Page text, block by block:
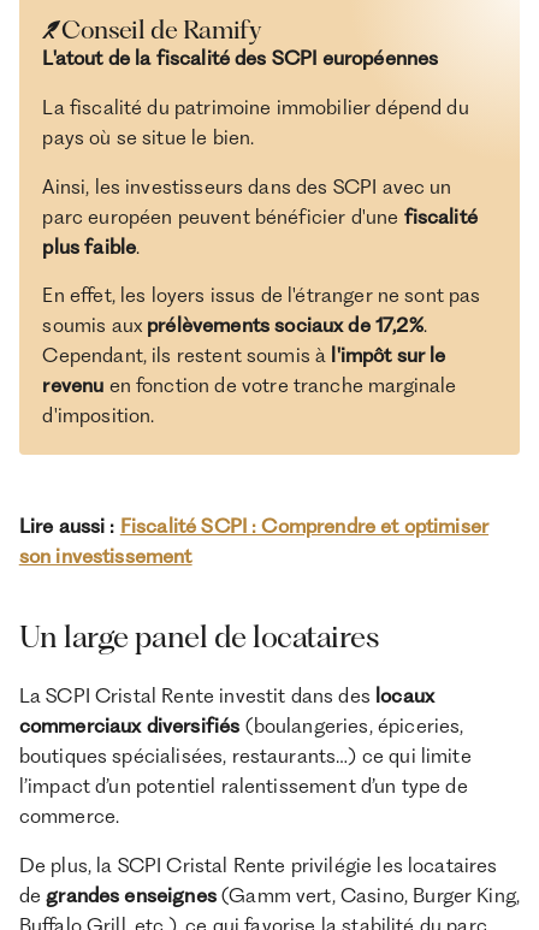
Conseil de Ramify
L'atout de la fiscalité des SCPI européennes
La fiscalité du patrimoine immobilier dépend du
pays où se situe le bien.
Ainsi, les investisseurs dans des SCPI avec un
parc européen peuvent bénéficier d'une fiscalité
plus faible.
En effet, les loyers issus de l'étranger ne sont pas
soumis aux prélèvements sociaux de 17,2%.
Cependant, ils restent soumis à l'impôt sur le
revenu en fonction de votre tranche marginale
d'imposition.
Lire aussi : Fiscalité SCPI : Comprendre et optimiser
son investissement
Un large panel de locataires
La SCPI Cristal Rente investit dans des locaux
commerciaux diversifiés (boulangeries, épiceries,
boutiques spécialisées, restaurants…) ce qui limite
l’impact d’un potentiel ralentissement d’un type de
commerce.
De plus, la SCPI Cristal Rente privilégie les locataires
degrandes enseignes(Gamm vert, Casino, Burger King,
Buffalo Grill, etc.), ce qui favorise la stabilité du parc